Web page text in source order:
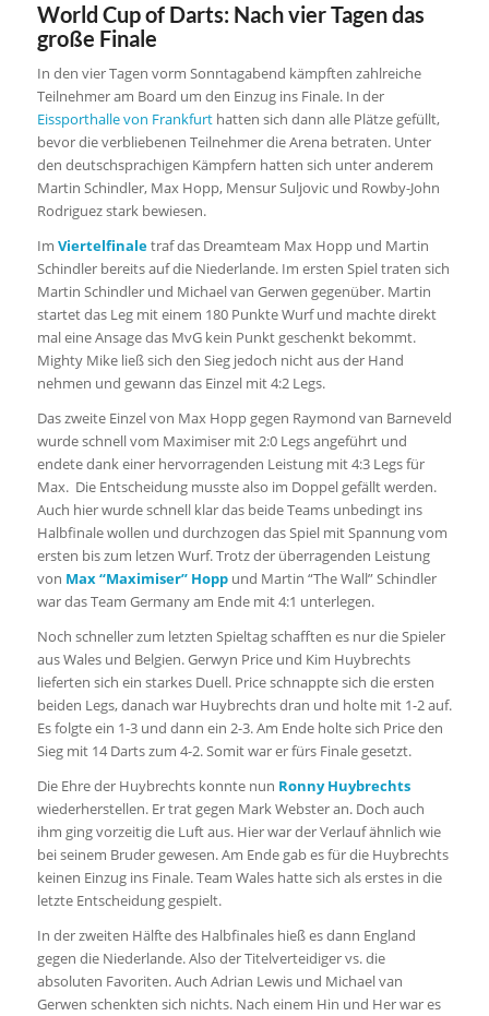
World Cup of Darts: Nach vier Tagen das
große Finale
In den vier Tagen vorm Sonntagabend kämpften zahlreiche
Teilnehmer am Board um den Einzug ins Finale. In der
Eissporthalle von Frankfurthatten sich dann alle Plätze gefüllt,
bevor die verbliebenen Teilnehmer die Arena betraten. Unter
den deutschsprachigen Kämpfern hatten sich unter anderem
Martin Schindler, Max Hopp, Mensur Suljovic und Rowby-John
Rodriguez stark bewiesen.
Im Viertelfinaletraf das Dreamteam Max Hopp und Martin
Schindler bereits auf die Niederlande. Im ersten Spiel traten sich
Martin Schindler und Michael van Gerwen gegenüber. Martin
startet das Leg mit einem 180 Punkte Wurf und machte direkt
mal eine Ansage das MvG kein Punkt geschenkt bekommt.
Mighty Mike ließ sich den Sieg jedoch nicht aus der Hand
nehmen und gewann das Einzel mit 4:2 Legs.
Das zweite Einzel von Max Hopp gegen Raymond van Barneveld
wurde schnell vom Maximiser mit 2:0 Legs angeführt und
endete dank einer hervorragenden Leistung mit 4:3 Legs für
Max. Die Entscheidung musste also im Doppel gefällt werden.
Auch hier wurde schnell klar das beide Teams unbedingt ins
Halbfinale wollen und durchzogen das Spiel mit Spannung vom
ersten bis zum letzen Wurf. Trotz der überragenden Leistung
von Max “Maximiser” Hoppund Martin “The Wall” Schindler
war das Team Germany am Ende mit 4:1 unterlegen.
Noch schneller zum letzten Spieltag schafften es nur die Spieler
aus Wales und Belgien. Gerwyn Price und Kim Huybrechts
lieferten sich ein starkes Duell. Price schnappte sich die ersten
beiden Legs, danach war Huybrechts dran und holte mit 1-2 auf.
Es folgte ein 1-3 und dann ein 2-3. Am Ende holte sich Price den
Sieg mit 14 Darts zum 4-2. Somit war er fürs Finale gesetzt.
Die Ehre der Huybrechts konnte nun Ronny Huybrechts
wiederherstellen. Er trat gegen Mark Webster an. Doch auch
ihm ging vorzeitig die Luft aus. Hier war der Verlauf ähnlich wie
bei seinem Bruder gewesen. Am Ende gab es für die Huybrechts
keinen Einzug ins Finale. Team Wales hatte sich als erstes in die
letzte Entscheidung gespielt.
In der zweiten Hälfte des Halbfinales hieß es dann England
gegen die Niederlande. Also der Titelverteidiger vs. die
absoluten Favoriten. Auch Adrian Lewis und Michael van
Gerwen schenkten sich nichts. Nach einem Hin und Her war es